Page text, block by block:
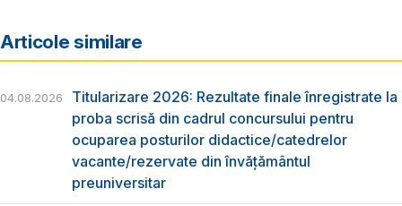
Articole similare
04.08.2026
Titularizare 2026: Rezultate finale înregistrate la
proba scrisă din cadrul concursului pentru
ocuparea posturilor didactice/catedrelor
vacante/rezervate din învăţământul
preuniversitar